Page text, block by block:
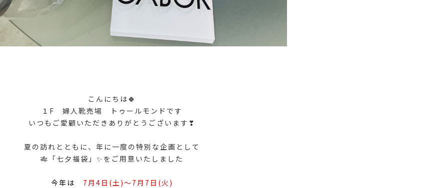
こんにちは🍀
１F 婦人靴売場 トゥールモンドです
いつもご愛顧いただきありがとうございます❣
夏の訪れとともに、年に一度の特別な企画として
🎋「七夕福袋」✨をご用意いたしました
今年は
7月4日(土)～7月7日(火)